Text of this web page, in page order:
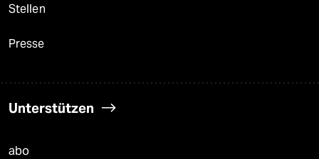
Stellen
Presse
Unterstützen
abo